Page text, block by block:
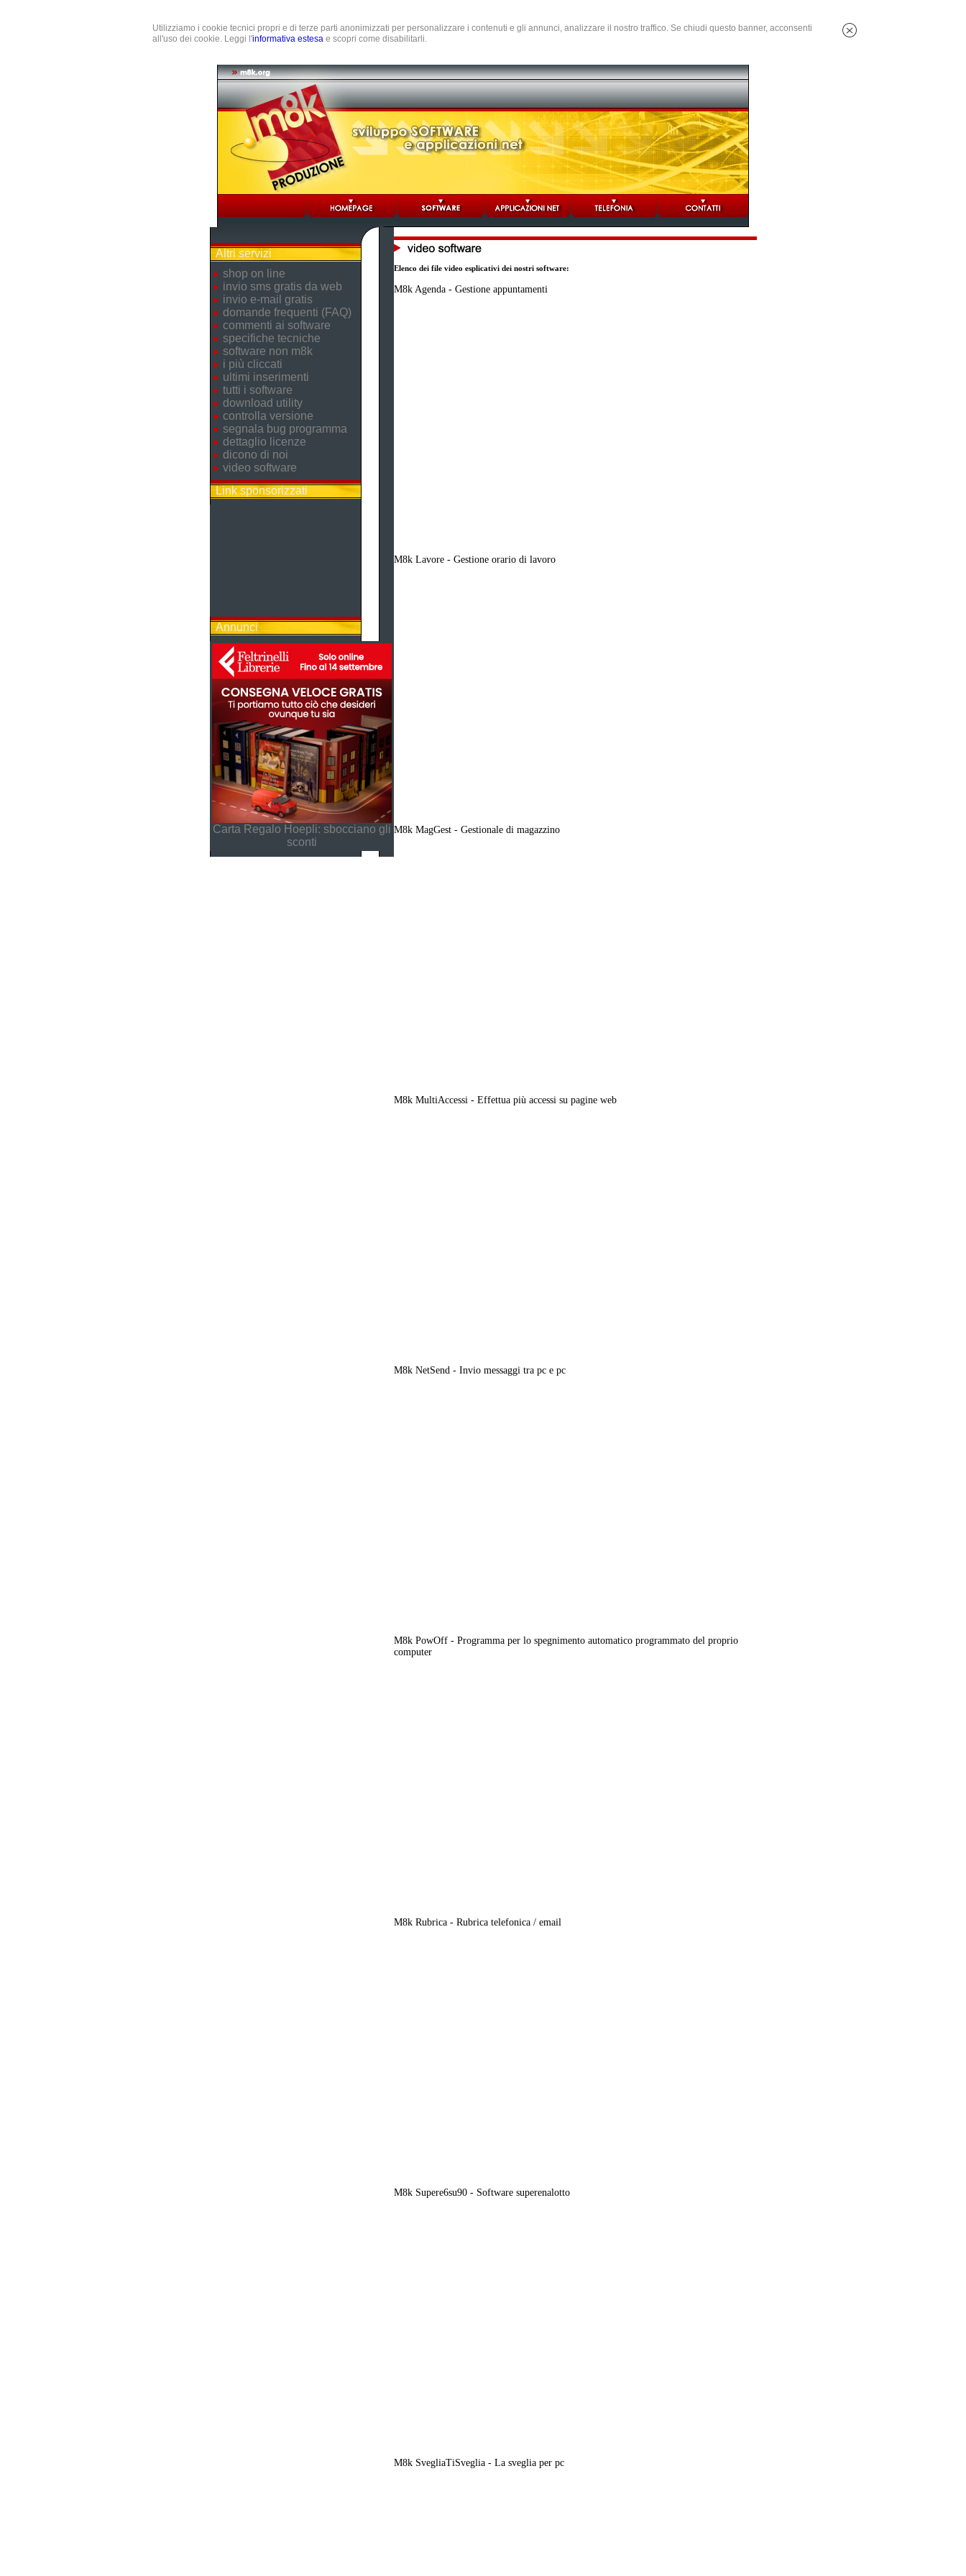
Utilizziamo i cookie tecnici propri e di terze parti anonimizzati per personalizzare i contenuti e gli annunci, analizzare il nostro traffico. Se chiudi questo banner, acconsenti
all'uso dei cookie. Leggi l'informativa estesa e scopri come disabilitarli.
Altri servizi
shop on line
invio sms gratis da web
invio e-mail gratis
domande frequenti (FAQ)
commenti ai software
specifiche tecniche
software non m8k
i più cliccati
ultimi inserimenti
tutti i software
download utility
controlla versione
segnala bug programma
dettaglio licenze
dicono di noi
video software
Link sponsorizzati
Annunci
Carta Regalo Hoepli: sbocciano gli
sconti
Elenco dei file video esplicativi dei nostri software:
M8k Agenda - Gestione appuntamenti
M8k Lavore - Gestione orario di lavoro
M8k MagGest - Gestionale di magazzino
M8k MultiAccessi - Effettua più accessi su pagine web
M8k NetSend - Invio messaggi tra pc e pc
M8k PowOff - Programma per lo spegnimento automatico programmato del proprio
computer
M8k Rubrica - Rubrica telefonica / email
M8k Supere6su90 - Software superenalotto
M8k SvegliaTiSveglia - La sveglia per pc